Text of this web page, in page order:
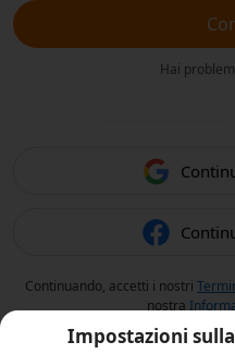
Hai
Continuando, accetti i nostri
nostra
Impostazioni